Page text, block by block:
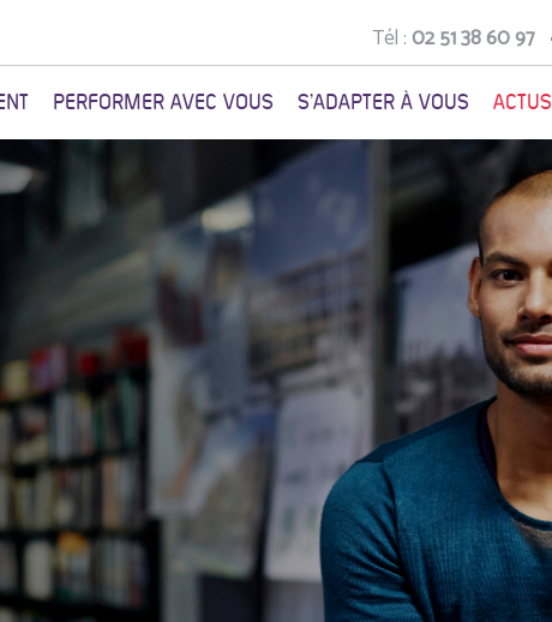
Tél :02 51 38 60 97
PERFORMER AVEC VOUS S'ADAPTER À VOUS ACTUS